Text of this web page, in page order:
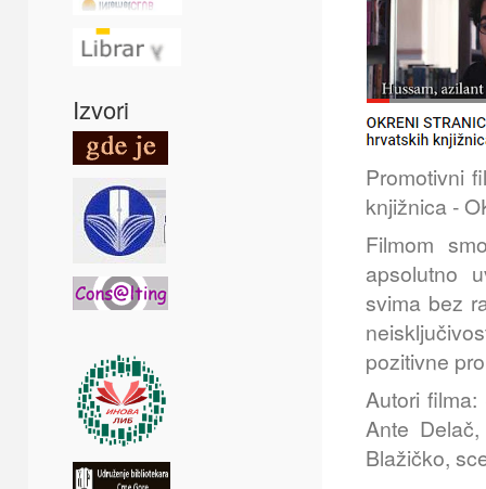
Izvori
Promotivni
knjižnica -
Filmom
apsolutno
svima bez
pozitivne
Autori
Ante
Blažičko,